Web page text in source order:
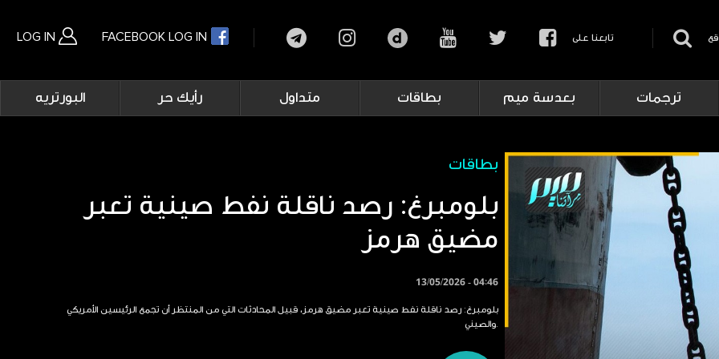
LOG IN FACEBOOK LOG IN تابعنا على
Main
navigation
ترجمات بعدسة ميم بطاقات متداول رأيك حر البورتريه
بطاقات
بلومبرغ: رصد ناقلة نفط صينية تعبر
مضيق هرمز
13/05/2026 - 04:46
بلومبرغ: رصد ناقلة نفط صينية تعبر مضيق هرمز، قبيل المحادثات التي من المنتظر أن تجمع الرئيسين الأمريكي
والصيني.